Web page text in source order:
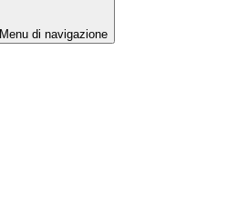
Menu di navigazione